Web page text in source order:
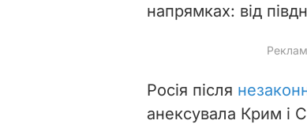
напрямках: від
Росія після
анексувала Крим і